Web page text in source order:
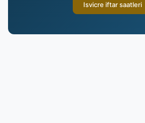
Isvicre iftar saatleri